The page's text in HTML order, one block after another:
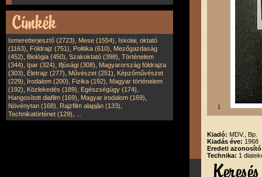
Ismeretterjesztő (2723), Mese (1554), Iskolai, oktató
(1163), Földrajz (751), Politika (610), Mezőgazdaság
(452), Biológia (450), Szakoktató (398), Történelem
(344), Ipar (324), Ifjúsági (308), Magyarország földrajza
(303), Életrajz (277), Művészet (251), Képzőművészet
(229), Irodalom (200), Fizika (192), Magyar történelem
(192), Közlekedés (189), Egészségügy (174),
Hangosított diafilm (169), Magyar irodalom (169),
Növénytan (168), Rajzfilm alapján (133),
Technikatörténet (129),
1
Kiadó: MDV., Bp.
Kiadás éve: 1968
Eredeti
Technika: 1